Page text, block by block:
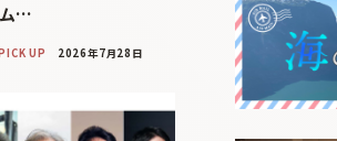
…
UP 2026年7月28日